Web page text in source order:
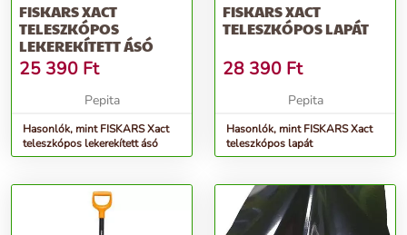
FISKARS XACT
TELESZKÓPOS
LEKEREKÍTETT ÁSÓ
25 390 Ft
Pepita
Hasonlók, mint FISKARS Xact
teleszkópos lekerekített ásó
FISKARS XACT
TELESZKÓPOS LAPÁT
28 390 Ft
Pepita
Hasonlók, mint FISKARS Xact
teleszkópos lapát